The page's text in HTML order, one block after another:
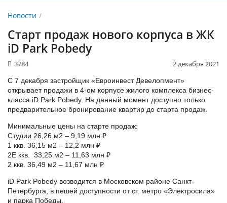
Новости
Старт продаж нового корпуса в ЖК
iD Park Pobedy
2 декабря 2021
3784
С 7 декабря застройщик «Евроинвест Девелопмент»
открывает продажи в 4-ом корпусе жилого комплекса бизнес-
класса iD Park Pobedy. На данный момент доступно только
предварительное бронирование квартир до старта продаж.
Минимальные цены на старте продаж:
Студии 26,26 м2 – 9,19 млн ₽
1 ккв. 36,15 м2 – 12,2 млн ₽
2Е ккв. 33,25 м2 – 11,63 млн ₽
2 ккв. 36,49 м2 – 11,67 млн ₽
iD Park Pobedy возводится в Московском районе Санкт-
Петербурга, в пешей доступности от ст. метро «Электросила»
и парка Победы.